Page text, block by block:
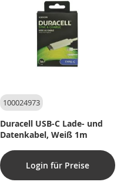
100024973
Duracell USB-C Lade- und
Datenkabel, Weiß 1m
Login für Preise